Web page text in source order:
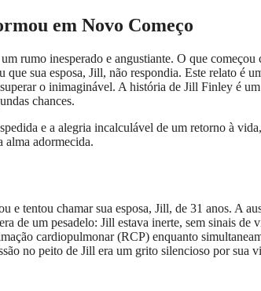
em Novo Começo
rumo inesperado e angustiante. O que começou
sua esposa, Jill, não respondia. Este relato é
o inimaginável. A história de Jill Finley é
chances.
e a alegria incalculável de um retorno à
alma adormecida.
tentou chamar sua esposa, Jill, de 31 anos. A
de um pesadelo: Jill estava inerte, sem sinais de
cardiopulmonar (RCP) enquanto
no peito de Jill era um grito silencioso por sua